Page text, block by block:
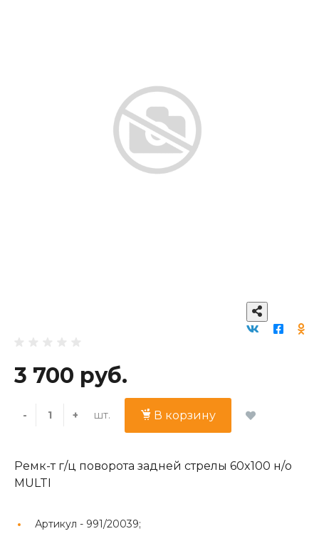
3 700 руб.
- + шт. В корзину
Ремк-т г/ц поворота задней стрелы 60x100 н/о
MULTI
Артикул - 991/20039;